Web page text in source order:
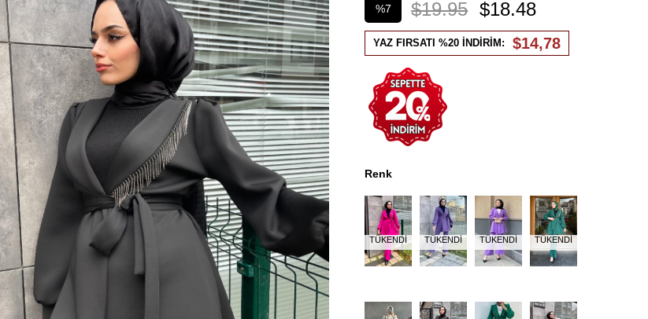
%7
İndirim
$19.95 $18.48
YAZ FIRSATI %20 İNDİRİM: $14,78
Renk
TÜKENDI TÜKENDI TÜKENDI TÜKENDI